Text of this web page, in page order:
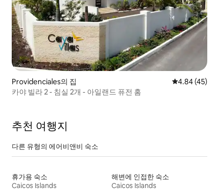
Providenciales의 집 평점 4.84점(5
4.84 (45)
카야 빌라 2 - 침실 2개 - 아일랜드 퓨전 홈
추천 여행지
다른 유형의 에어비앤비 숙소
휴가용 숙소
Caicos Islands
해변에 인접한 숙소
Caicos Islands